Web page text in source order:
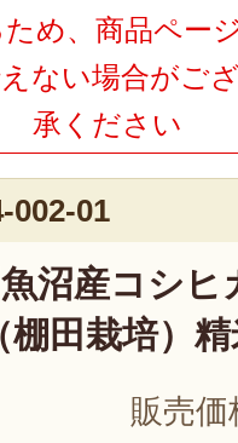
め、商品ペー
ない場合がご
承ください
002-01
魚沼産コシ
棚田栽培）
販売価